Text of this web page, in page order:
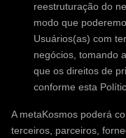
reestruturação do
modo que
Usuários(as) com
negócios, tomando
que os direitos de
conforme esta
A metaKosmos poderá
terceiros, parceiros,